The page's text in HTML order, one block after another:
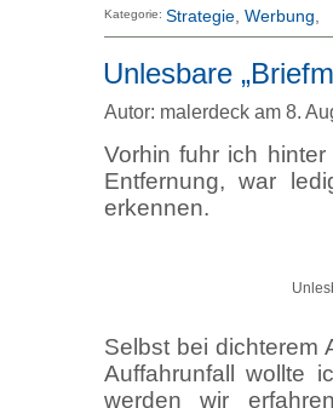
Kategorie: Strategie Werbung
Unlesbare
Autor: malerdeck am 8.
Vorhin fuhr ich
Entfernung, war
erkennen.
Selbst bei dichterem
Auffahrunfall wollte
werden wir